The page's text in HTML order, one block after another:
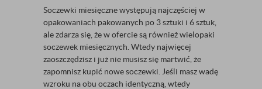
Soczewki miesięczne występują najczęściej w
opakowaniach pakowanych po 3 sztuki i 6 sztuk,
ale zdarza się, że w ofercie są również wielopaki
soczewek miesięcznych. Wtedy najwięcej
zaoszczędzisz i już nie musisz się martwić, że
zapomnisz kupić nowe soczewki. Jeśli masz wadę
wzroku na obu oczach identyczną, wtedy